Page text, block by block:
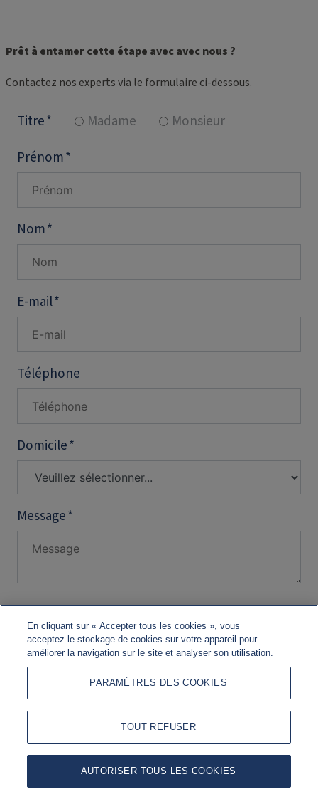
Prêt à entamer cette étape avec avec nous ?
Contactez nos experts via le formulaire ci-dessous.
En cliquant sur « Accepter tous les cookies », vous
acceptez le stockage de cookies sur votre appareil pour
améliorer la navigation sur le site et analyser son utilisation.
PARAMÈTRES DES COOKIES
TOUT REFUSER
AUTORISER TOUS LES COOKIES